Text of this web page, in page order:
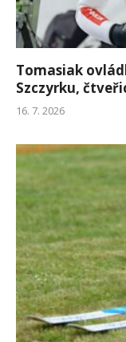
Tomasiak
Szczyrku,
16. 7. 2026